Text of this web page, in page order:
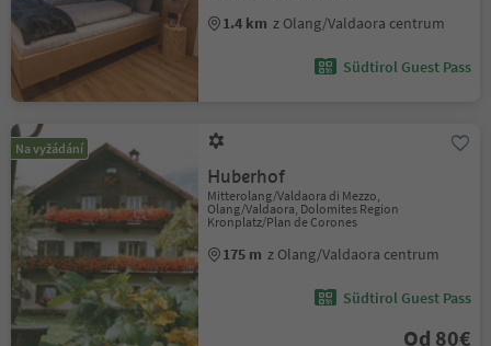
1.4 km z Olang/Valdaora centrum
Südtirol Guest Pass
Na vyžádání
Huberhof
Mitterolang/Valdaora di Mezzo,
Olang/Valdaora, Dolomites Region
Kronplatz/Plan de Corones
175 m z Olang/Valdaora centrum
Südtirol Guest Pass
Od 80€